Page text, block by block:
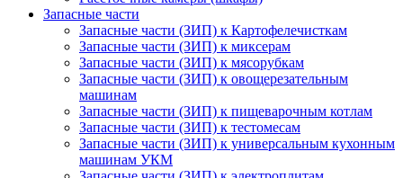
Запасные части
Запасные части (ЗИП) к Картофелечисткам
Запасные части (ЗИП) к миксерам
Запасные части (ЗИП) к мясорубкам
Запасные части (ЗИП) к овощерезательным
машинам
Запасные части (ЗИП) к пищеварочным котлам
Запасные части (ЗИП) к тестомесам
Запасные части (ЗИП) к универсальным кухонным
машинам УКМ